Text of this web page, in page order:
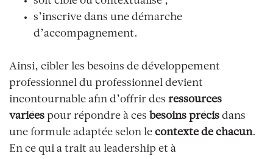
s’inscrive dans une démarche
d’accompagnement.
Ainsi, cibler les besoins de développement
professionnel du professionnel devient
incontournable afin d’offrir des ressources
variées pour répondre à ces besoins précis dans
une formule adaptée selon le contexte de chacun.
En ce qui a trait au leadership et à